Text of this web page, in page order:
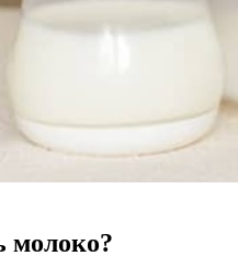
молоко?